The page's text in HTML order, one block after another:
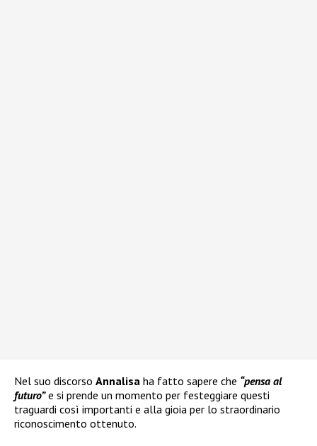
Nel suo discorso Annalisa ha fatto sapere che “pensa al
futuro”e si prende un momento per festeggiare questi
traguardi così importanti e alla gioia per lo straordinario
riconoscimento ottenuto.